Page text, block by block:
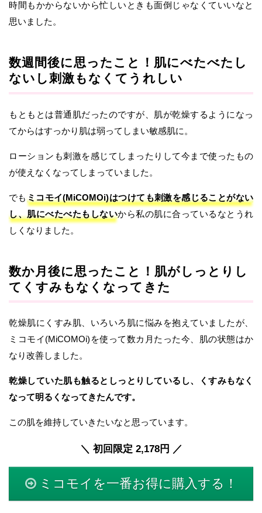
時間もかからないから忙しいときも面倒じゃなくていいなと
思いました。
数週間後に思ったこと！肌にべたべたし
ないし刺激もなくてうれしい
もともとは普通肌だったのですが、肌が乾燥するようになっ
てからはすっかり肌は弱ってしまい敏感肌に。
ローションも刺激を感じてしまったりして今まで使ったもの
が使えなくなってしまっていました。
でもミコモイ(MiCOMOi)はつけても刺激を感じることがない
し、肌にべたべたもしないから私の肌に合っているなとうれ
しくなりました。
数か月後に思ったこと！肌がしっとりし
てくすみもなくなってきた
乾燥肌にくすみ肌、いろいろ肌に悩みを抱えていましたが、
ミコモイ(MiCOMOi)を使って数カ月たった今、肌の状態はか
なり改善しました。
乾燥していた肌も触るとしっとりしているし、くすみもなく
なって明るくなってきたんです。
この肌を維持していきたいなと思っています。
＼ 初回限定 2,178円 ／
ミコモイを一番お得に購入する！